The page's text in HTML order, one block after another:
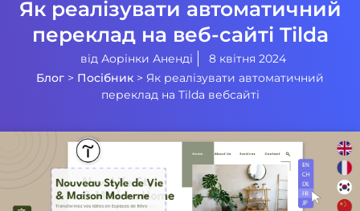
Як реалізувати автоматичний
переклад на веб-сайті Tilda
від Аорінки Аненді
8 квітня 2024
Блог > Посібник > Як реалізувати автоматичний
переклад на Tilda вебсайті